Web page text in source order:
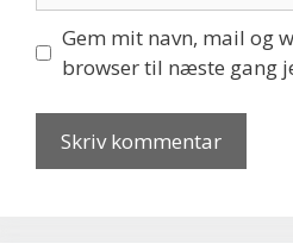
Gem mit navn, mail og
browser til næste gang